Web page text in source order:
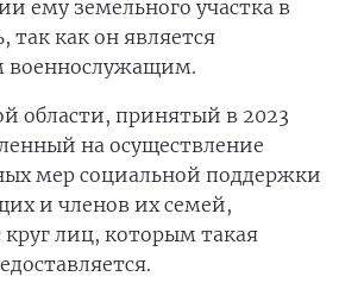
ему земельного участка в
так как он является
военнослужащим.
области, принятый в 2023
на осуществление
мер социальной поддержки
и членов их семей,
круг лиц, которым такая